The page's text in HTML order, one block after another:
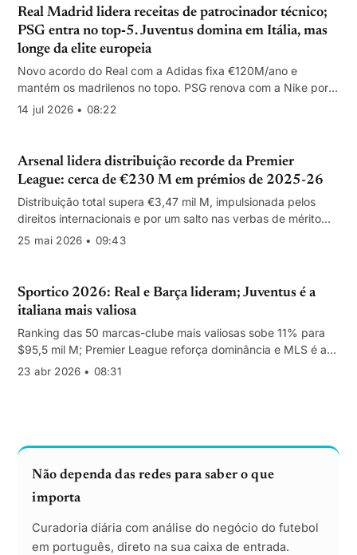
Real Madrid lidera receitas de patrocinador técnico;
PSG entra no top‑5. Juventus domina em Itália, mas
longe da elite europeia
Novo acordo do Real com a Adidas fixa €120M/ano e
mantém os madrilenos no topo. PSG renova com a Nike por
€100M/ano. Juventus é a única italiana no top‑10, com
14 jul 2026 • 08:22
Arsenal lidera distribuição recorde da Premier
League: cerca de €230 M em prémios de 2025-26
Distribuição total supera €3,47 mil M, impulsionada pelos
direitos internacionais e por um salto nas verbas de mérito
por posição
25 mai 2026 • 09:43
Sportico 2026: Real e Barça lideram; Juventus é a
italiana mais valiosa
Ranking das 50 marcas-clube mais valiosas sobe 11% para
$95,5 mil M; Premier League reforça dominância e MLS é a
liga com mais presenças
23 abr 2026 • 08:31
Não dependa das redes para saber o que
importa
Curadoria diária com análise do negócio do futebol
em português, direto na sua caixa de entrada.